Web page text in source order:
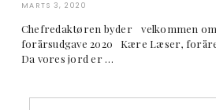
MARTS 3, 2020
Chefredaktøren byder velkommen
forårsudgave 2020 Kære Læser,
Da vores jord er …